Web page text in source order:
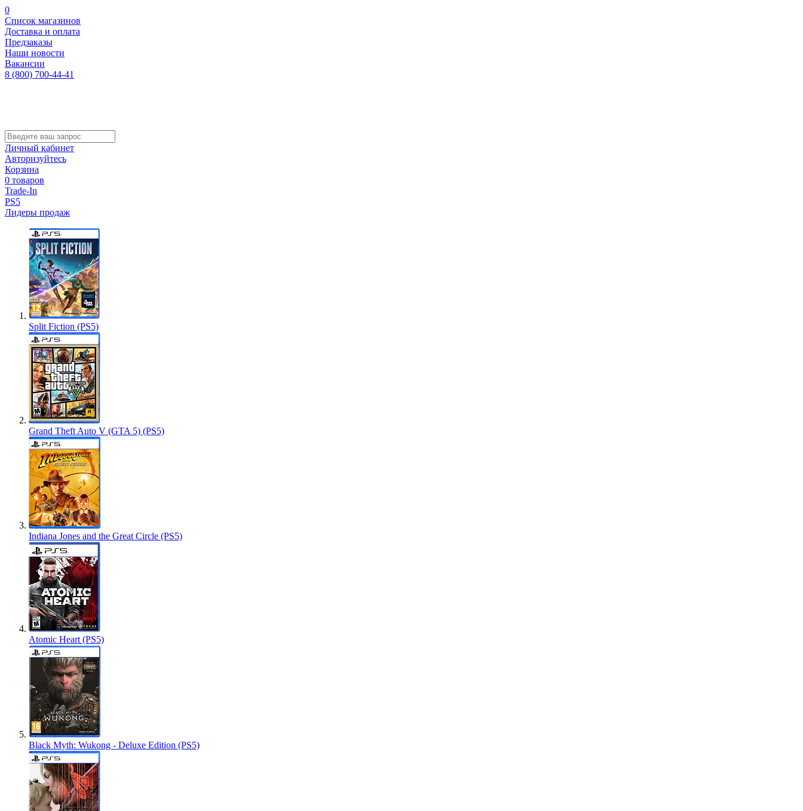
0
Список магазинов
Доставка и оплата
Предзаказы
Наши новости
Вакансии
8 (800) 700-44-41
Личный кабинет
Авторизуйтесь
Корзина
0 товаров
Trade-In
PS5
Лидеры продаж
Split Fiction (PS5)
Grand Theft Auto V (GTA 5) (PS5)
Indiana Jones and the Great Circle (PS5)
Atomic Heart (PS5)
Black Myth: Wukong - Deluxe Edition (PS5)